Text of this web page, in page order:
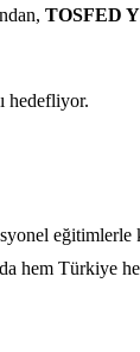
TOSFED
hedefliyor.
hem Türkiye